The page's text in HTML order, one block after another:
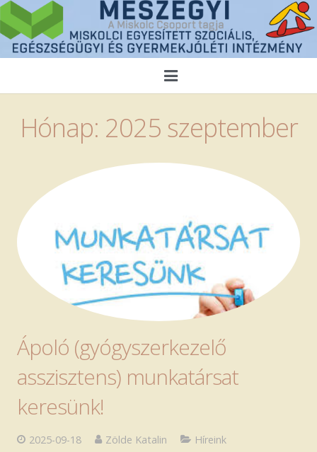
Közérdekű adatok
Ellátások
Pályázatok
Alapítványaink
Szakmai anyagok
Ingyenes jogi tanácsadás
Hónap: 2025 szeptember
Ápoló (gyógyszerkezelő
asszisztens) munkatársat
keresünk!
2025-09-18 Zölde Katalin Híreink